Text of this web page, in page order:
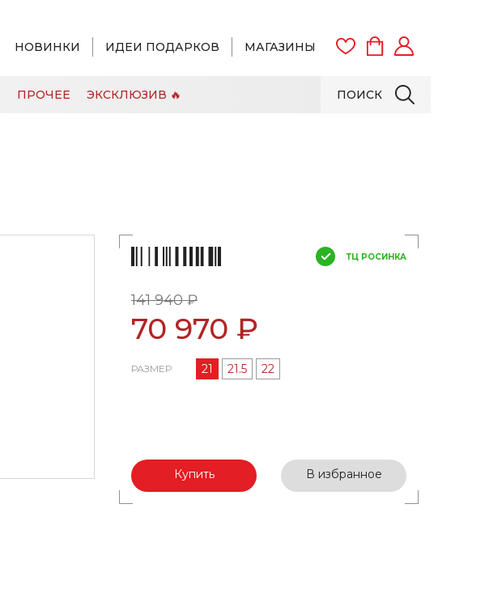
НОВИНКИ ИДЕИ ПОДАРКОВ МАГАЗИНЫ
ПОИСК
ПРОЧЕЕ ЭКСКЛЮЗИВ 🔥
ТЦ РОСИНКА
141 940 ₽
70 970 ₽
РАЗМЕР 21 21.5 22
Купить В избранное